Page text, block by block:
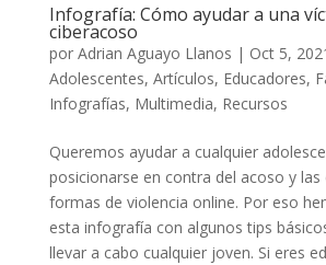
Infografía: Cómo ayudar a una
ciberacoso
por Adrian Aguayo Llanos | Oct 5,
Adolescentes, Artículos, Educadores,
Infografías, Multimedia, Recursos
Queremos ayudar a cualquier
posicionarse en contra del acoso y las
formas de violencia online. Por eso
esta infografía con algunos tips
llevar a cabo cualquier joven. Si eres